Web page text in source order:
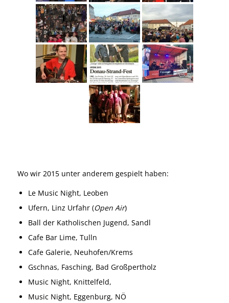
Wo wir 2015 unter anderem gespielt haben:
Le Music Night, Leoben
Ufern, Linz Urfahr (Open Air)
Ball der Katholischen Jugend, Sandl
Cafe Bar Lime, Tulln
Cafe Galerie, Neuhofen/Krems
Gschnas, Fasching, Bad Großpertholz
Music Night, Knittelfeld,
Music Night, Eggenburg, NÖ